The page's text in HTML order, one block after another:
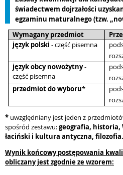
świadectwem dojrzałości
egzaminu maturalnego (tzw.
Wymagany przedmiot
język polski - część pisemna
język obcy nowożytny-
część pisemna
przedmiot do wyboru*
* uwzględniany jest jeden z
spośród zestawu:geografia, historia,
łaciński i kultura antyczna, filozofia.
Wynik końcowy postępowania
obliczany jest zgodnie ze wzorem: